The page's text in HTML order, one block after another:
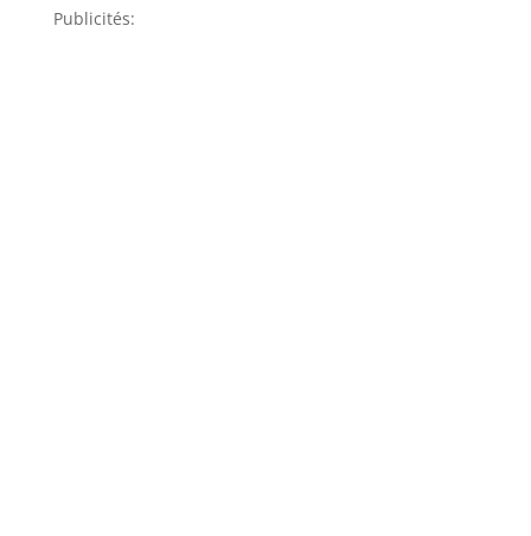
Publicités: